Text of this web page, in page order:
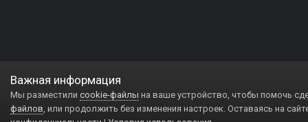
Важная информация
Мы разместили cookie-файлы на ваше устройство, чтобы помочь
файлов, или продолжить без изменения настроек. Оставаясь на